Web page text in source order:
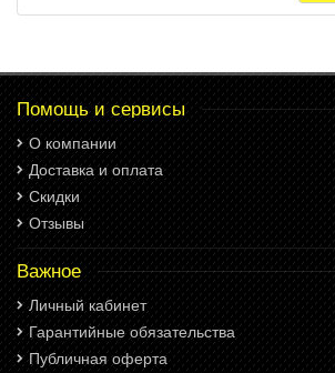
Помощь и сервисы
О компании
Доставка и оплата
Скидки
Отзывы
Важное
Личный кабинет
Гарантийные обязательства
Публичная оферта